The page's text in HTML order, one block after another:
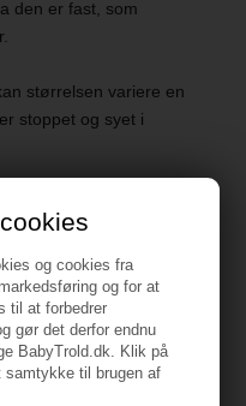
og cookies fra
og for at
til at forbedrer
gør det derfor endnu
BabyTrold.dk. Klik på
samtykke til brugen af
den er fast, som
størrelsen variere en
stoppet og syet i